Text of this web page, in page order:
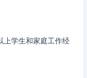
上学生和家庭工作经